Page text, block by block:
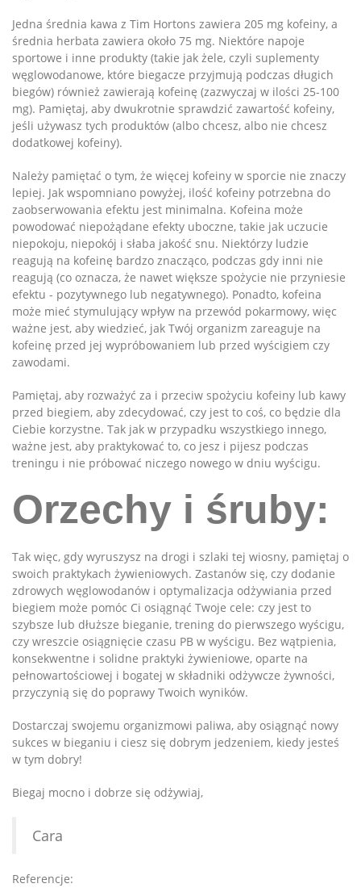
Jedna średnia kawa z Tim Hortons zawiera 205 mg kofeiny, a
średnia herbata zawiera około 75 mg. Niektóre napoje
sportowe i inne produkty (takie jak żele, czyli suplementy
węglowodanowe, które biegacze przyjmują podczas długich
biegów) również zawierają kofeinę (zazwyczaj w ilości 25-100
mg). Pamiętaj, aby dwukrotnie sprawdzić zawartość kofeiny,
jeśli używasz tych produktów (albo chcesz, albo nie chcesz
dodatkowej kofeiny).
Należy pamiętać o tym, że więcej kofeiny w sporcie nie znaczy
lepiej. Jak wspomniano powyżej, ilość kofeiny potrzebna do
zaobserwowania efektu jest minimalna. Kofeina może
powodować niepożądane efekty uboczne, takie jak uczucie
niepokoju, niepokój i słaba jakość snu. Niektórzy ludzie
reagują na kofeinę bardzo znacząco, podczas gdy inni nie
reagują (co oznacza, że nawet większe spożycie nie przyniesie
efektu - pozytywnego lub negatywnego). Ponadto, kofeina
może mieć stymulujący wpływ na przewód pokarmowy, więc
ważne jest, aby wiedzieć, jak Twój organizm zareaguje na
kofeinę przed jej wypróbowaniem lub przed wyścigiem czy
zawodami.
Pamiętaj, aby rozważyć za i przeciw spożyciu kofeiny lub kawy
przed biegiem, aby zdecydować, czy jest to coś, co będzie dla
Ciebie korzystne. Tak jak w przypadku wszystkiego innego,
ważne jest, aby praktykować to, co jesz i pijesz podczas
treningu i nie próbować niczego nowego w dniu wyścigu.
Orzechy i śruby:
Tak więc, gdy wyruszysz na drogi i szlaki tej wiosny, pamiętaj o
swoich praktykach żywieniowych. Zastanów się, czy dodanie
zdrowych węglowodanów i optymalizacja odżywiania przed
biegiem może pomóc Ci osiągnąć Twoje cele: czy jest to
szybsze lub dłuższe bieganie, trening do pierwszego wyścigu,
czy wreszcie osiągnięcie czasu PB w wyścigu. Bez wątpienia,
konsekwentne i solidne praktyki żywieniowe, oparte na
pełnowartościowej i bogatej w składniki odżywcze żywności,
przyczynią się do poprawy Twoich wyników.
Dostarczaj swojemu organizmowi paliwa, aby osiągnąć nowy
sukces w bieganiu i ciesz się dobrym jedzeniem, kiedy jesteś
w tym dobry!
Biegaj mocno i dobrze się odżywiaj,
Cara
Referencje: